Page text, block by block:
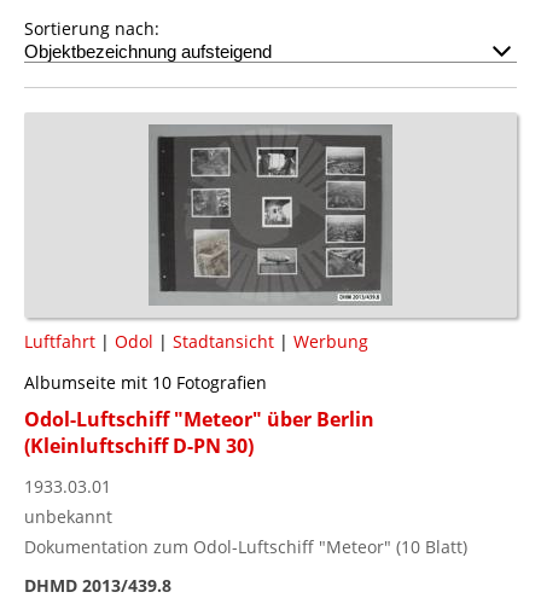
Sortierung nach:
Luftfahrt | Odol | Stadtansicht | Werbung
Albumseite mit 10 Fotografien
Odol-Luftschiff "Meteor" über Berlin
(Kleinluftschiff D-PN 30)
1933.03.01
unbekannt
Dokumentation zum Odol-Luftschiff "Meteor" (10 Blatt)
DHMD 2013/439.8